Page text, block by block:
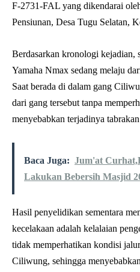
F-2731-FAL yang dikendarai
Pensiunan, Desa Tugu Selatan,
Berdasarkan kronologi kejadian,
Yamaha Nmax sedang melaju
Saat berada di dalam gang
dari gang tersebut tanpa
menyebabkan terjadinya
Baca Juga: Jum'at
Lakukan Bebersih Masjid
Hasil penyelidikan sementara
kecelakaan adalah kelalaian
tidak memperhatikan kondisi
Ciliwung, sehingga